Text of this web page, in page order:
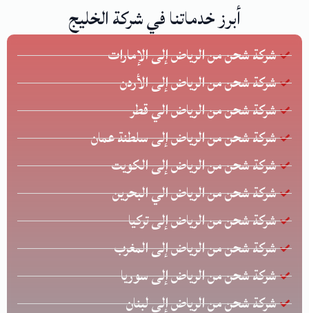
أبرز خدماتنا في شركة الخليج
شركة شحن من الرياض إلى الإمارات
شركة شحن من الرياض إلى الأردن
شركة شحن من الرياض الي قطر
شركة شحن من الرياض إلى سلطنة عمان
شركة شحن من الرياض إلى الكويت
شركة شحن من الرياض الي البحرين
شركة شحن من الرياض إلى تركيا
شركة شحن من الرياض إلى المغرب
شركة شحن من الرياض إلى سوريا
شركة شحن من الرياض إلى لبنان